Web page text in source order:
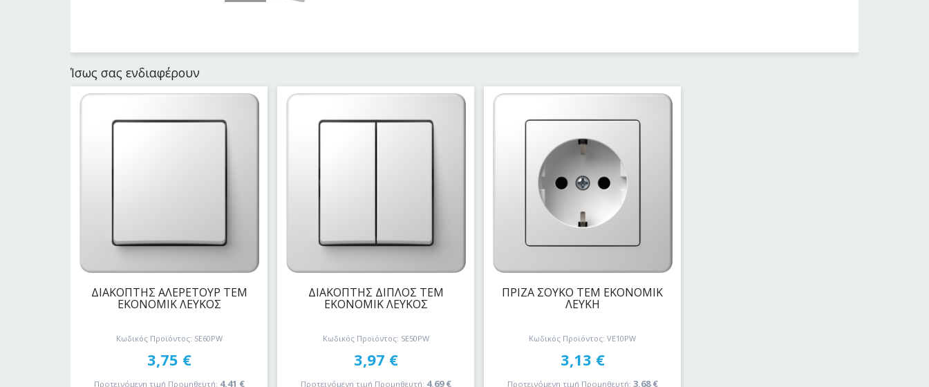
Ίσως σας ενδιαφέρουν
ΔΙΑΚΟΠΤΗΣ AΛΕΡΕΤΟΥΡ ΤΕΜ
ΕΚΟΝΟΜΙΚ ΛΕΥΚΟΣ
Κωδικός Προϊόντος: SE60PW
3,75 €
Προτεινόμενη τιμή Προμηθευτή: 4,41 €
ΔΙΑΚΟΠΤΗΣ ΔΙΠΛΟΣ ΤΕΜ
ΕΚΟΝΟΜΙΚ ΛΕΥΚΟΣ
Κωδικός Προϊόντος: SE50PW
3,97 €
Προτεινόμενη τιμή Προμηθευτή: 4,69€
ΠΡΙΖΑ ΣΟΥΚΟ ΤΕΜ ΕΚΟΝΟΜΙΚ
ΛΕΥΚΗ
Κωδικός Προϊόντος: VE10PW
3,13 €
Προτεινόμενη τιμή Προμηθευτή: 3,68€